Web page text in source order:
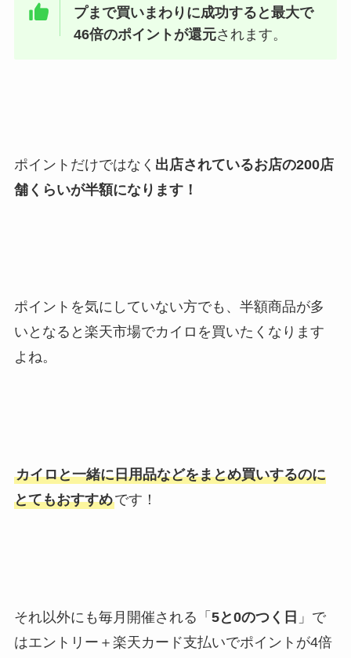
プまで買いまわりに成功すると最大で
46倍のポイントが還元されます。
ポイントだけではなく 出店されているお店の200店
舗くらいが半額になります！
ポイントを気にしていない方でも、半額商品が多
いとなると楽天市場でカイロを買いたくなります
よね。
カイロと一緒に日用品などをまとめ買いするのに
とてもおすすめです！
それ以外にも毎月開催される「 5と0のつく日 」で
はエントリー＋楽天カード支払いでポイントが4倍